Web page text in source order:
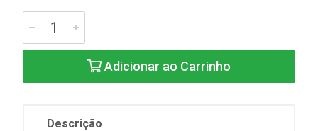
Adicionar ao Carrinho
Descrição